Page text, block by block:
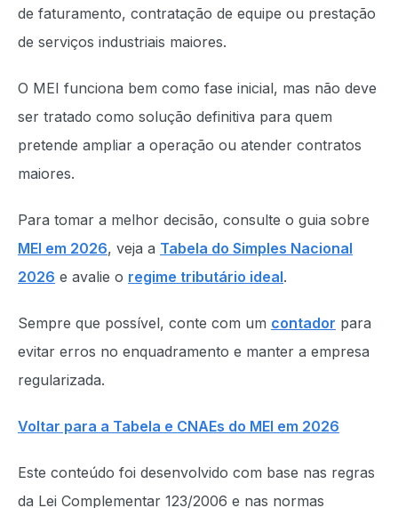
de faturamento, contratação de equipe ou prestação
de serviços industriais maiores.
O MEI funciona bem como fase inicial, mas não deve
ser tratado como solução definitiva para quem
pretende ampliar a operação ou atender contratos
maiores.
Para tomar a melhor decisão, consulte o guia sobre
MEI em 2026, veja a Tabela do Simples Nacional
2026 e avalie o regime tributário ideal.
Sempre que possível, conte com um contador para
evitar erros no enquadramento e manter a empresa
regularizada.
Voltar para a Tabela e CNAEs do MEI em 2026
Este conteúdo foi desenvolvido com base nas regras
da Lei Complementar 123/2006 e nas normas